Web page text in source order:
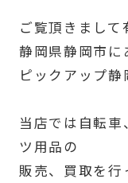
ご覧頂きまして
静岡県静岡市に
ピックアップ静
当店では自転車
ツ用品の
販売、買取を行